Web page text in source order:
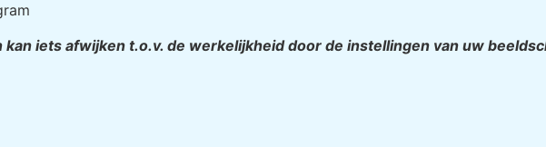
kan iets afwijken t.o.v. de werkelijkheid door de instellingen van uw